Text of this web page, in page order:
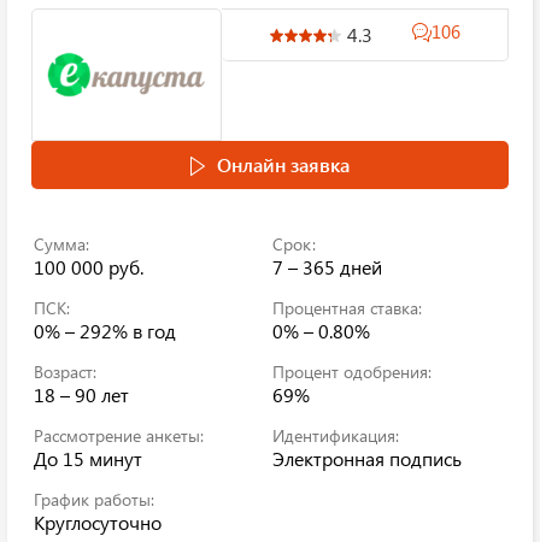
4.3 106
Онлайн заявка
Сумма:
100 000 руб.
Срок:
7 – 365 дней
ПСК:
0% – 292% в год
Процентная ставка:
0% – 0.80%
Возраст:
18 – 90 лет
Процент одобрения:
69%
Рассмотрение анкеты:
До 15 минут
Идентификация:
Электронная подпись
График работы:
Круглосуточно